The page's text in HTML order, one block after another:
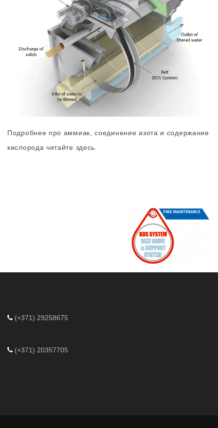
Подробнее про аммиак, соединение азота и содержание
кислорода читайте здесь.
(+371) 29258675
(+371) 20357705